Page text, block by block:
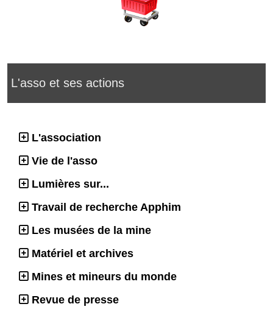
L'asso et ses actions
L'association
Vie de l'asso
Lumières sur...
Travail de recherche Apphim
Les musées de la mine
Matériel et archives
Mines et mineurs du monde
Revue de presse